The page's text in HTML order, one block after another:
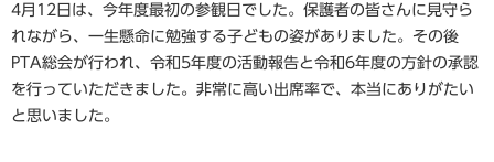
4月12日は、今年度最初の参観日でした。保護者の皆さんに見守ら
れながら、一生懸命に勉強する子どもの姿がありました。その後
PTA総会が行われ、令和5年度の活動報告と令和6年度の方針の承認
を行っていただきました。非常に高い出席率で、本当にありがたい
と思いました。